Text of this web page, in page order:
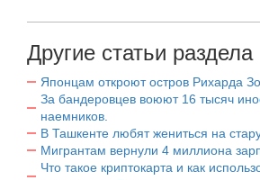
Другие статьи раздела
Японцам откроют остров Рихарда
За бандеровцев воюют 16 тысяч
наемников.
В Ташкенте любят жениться на
Мигрантам вернули 4 миллиона
Что такое криптокарта и как